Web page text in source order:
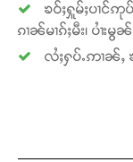
ၶဝ်ႈႁူမ်ႈပၢင်ဢု
ၵၢၼ်မၢၵ်ႈမီး၊ ပၢႆး
လႆႈႁပ်ႉဢၢၼ်ႇ